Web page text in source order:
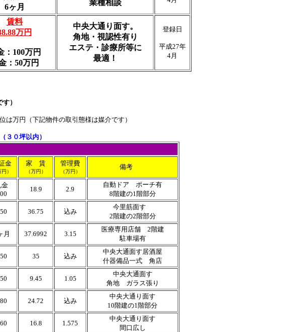
6ヶ月
業種相談
賃料
万円
：100万円
：50万円
中央大通り面す。
角地・視認性有り
エステ・診療所等に
最適！
登録日
平成27年
4月
）
は万円 （下記物件の取引態様は媒介です）
３０坪以内）
金
円）
家 賃
（万円）
管理費
（万円）
備考
金
18.9 2.9
自動ドア ポーチ有
8階建の1階部分
36.75 込み
今里筋面す
2階建の2階部分
月 37.6992 3.15
医療専用店舗 2階建
駐車場有
35 込み
中央大通面す居酒屋
什器備品一式 角店
9.45 1.05
中央大通面す
角地 ガラス張り
24.72 込み
中央大通り面す
10階建の1階部分
16.8 1.575
中央大通り面す
間口広し